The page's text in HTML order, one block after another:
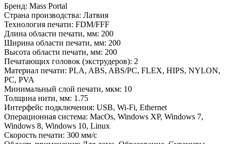
Бренд: Mass Portal
Страна производства: Латвия
Технология печати: FDM/FFF
Длина области печати, мм: 200
Ширина области печати, мм: 200
Высота области печати, мм: 200
Печатающих головок (экструдеров): 2
Материал печати: PLA, ABS, ABS/PC, FLEX, HIPS, NYLON,
PC, PVA
Минимальный слой печати, мкм: 10
Толщина нити, мм: 1.75
Интерфейс подключения: USB, Wi-Fi, Ethernet
Операционная система: MacOs, Windows XP, Windows 7,
Windows 8, Windows 10, Linux
Скорость печати: 300 мм/с